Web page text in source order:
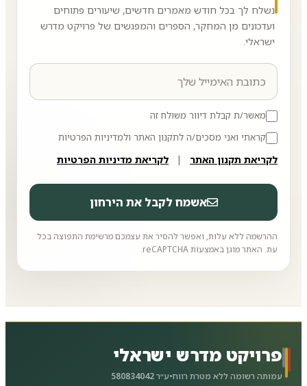
נשלח לך בכל חודש מאמרים חדשים, שיעורים פתוחים
ועדכונים מן המחקר, הספרים והמפגשים של פרויקט מדרש
ישראלי.
מאשר/ת קבלת דיוור משולח זה
קראתי ואני מסכים/ה לתקנון האתר ולמדיניות הפרטיות
לקריאת תקנון האתר | לקריאת מדיניות הפרטיות
אשמח לקבל את הירחון
ההרשמה ללא עלות, ואפשר להסיר את עצמכם מרשימת התפוצה בכל
עת. האתר מוגן באמצעות reCAPTCHA.
פרויקט מדרש ישראלי
עמותה רשומה ללא מטרת רווח•ע״ר580834042